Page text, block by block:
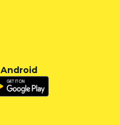
Android